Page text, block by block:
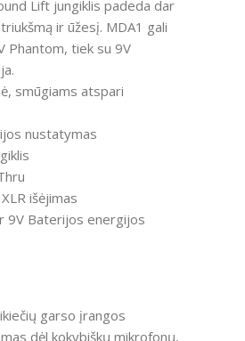
Lift jungiklis padeda dar
ir ūžesį. MDA1 gali
Phantom, tiek su 9V
smūgiams atspari
nustatymas
išėjimas
9V Baterijos energijos
garso įrangos
dėl kokybiškų mikrofonų,